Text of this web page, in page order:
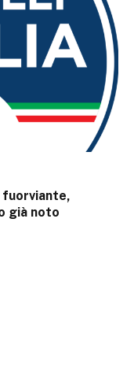
fuorviante,
già noto